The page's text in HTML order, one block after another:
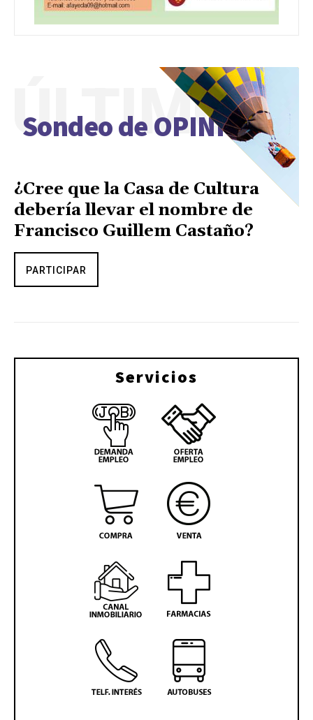
Sondeo de OPINIÓN
ÚLTIMO
¿Cree que la Casa de Cultura
debería llevar el nombre de
Francisco Guillem Castaño?
PARTICIPAR
Servicios